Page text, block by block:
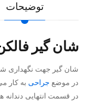
توضیحات
شان گیر
شان گیر جهت نگهداری
در موضع جراحی به کار
در قسمت انتهایی دندانه